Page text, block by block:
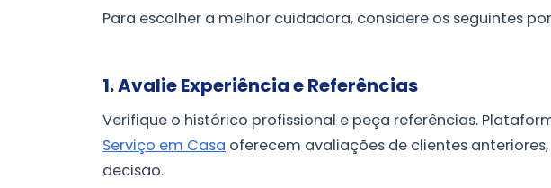
Para escolher a melhor cuidadora, considere os seguintes
1. Avalie Experiência e Referências
Verifique o histórico profissional e peça referências.
Serviço em Casa oferecem avaliações de clientes
decisão.